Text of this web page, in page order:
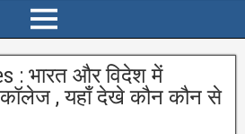
: भारत और विदेश में
कॉलेज , यहाँ देखे कौन कौन से